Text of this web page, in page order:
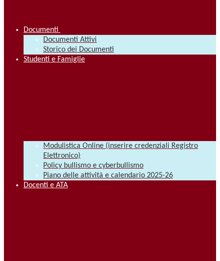
Documenti
Documenti Attivi
Storico dei Documenti
Studenti e Famiglie
Modulistica Online (inserire credenziali Registro
Elettronico)
Policy bullismo e cyberbullismo
Piano delle attività e calendario 2025-26
Docenti e ATA